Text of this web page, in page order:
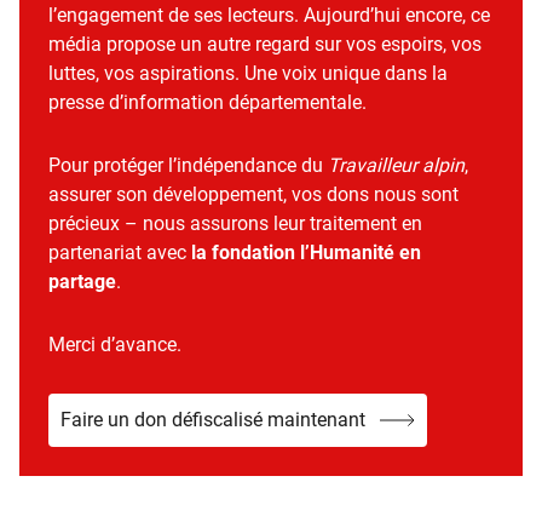
l’engagement de ses lecteurs. Aujourd’hui encore, ce
média propose un autre regard sur vos espoirs, vos
luttes, vos aspirations. Une voix unique dans la
presse d’information départementale.
Pour protéger l’indépendance du Travailleur alpin,
assurer son développement, vos dons nous sont
précieux – nous assurons leur traitement en
partenariat avec la fondation l’Humanité en
partage.
Merci d’avance.
Faire un don défiscalisé maintenant